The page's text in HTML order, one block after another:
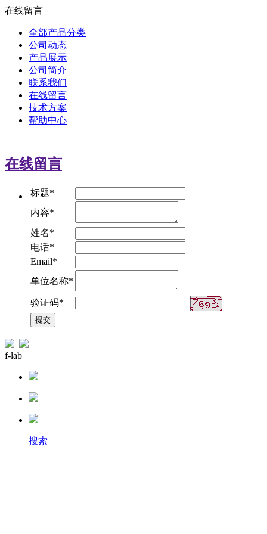
在线留言
全部产品分类
公司动态
产品展示
公司简介
联系我们
在线留言
技术方案
帮助中心
在线留言
标题*
内容*
姓名*
电话*
Email*
单位名称*
验证码*
f-lab
搜索